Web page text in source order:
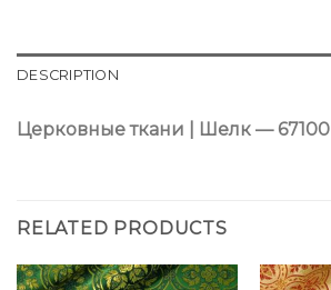
DESCRIPTION
Церковные ткани | Шелк — 67100
RELATED PRODUCTS